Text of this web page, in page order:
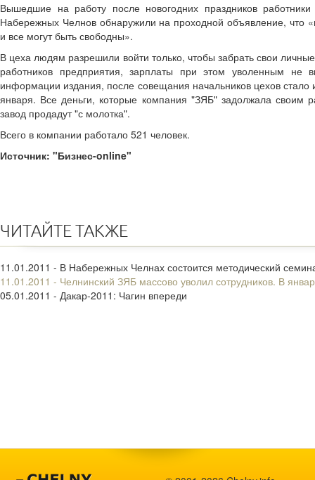
Вышедшие на работу после новогодних праздников
Набережных Челнов обнаружили на проходной объявление, что
и все могут быть свободны».
В цеха людям разрешили войти только, чтобы забрать свои
работников предприятия, зарплаты при этом уволенным не
информации издания, после совещания начальников цехов стало
января. Все деньги, которые компания "ЗЯБ" задолжала своим
завод продадут "с молотка".
Всего в компании работало 521 человек.
Источник: "Бизнес-online"
ЧИТАЙТЕ ТАКЖЕ
11.01.2011 - В Набережных Челнах состоится методический
11.01.2011 - Челнинский ЗЯБ массово уволил сотрудников. В
05.01.2011 - Дакар-2011: Чагин впереди